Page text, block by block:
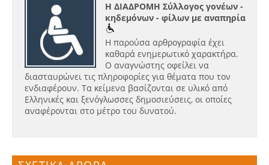
Η ΔΙΑΔΡΟΜΗ Σύλλογος γονέων -
κηδεμόνων - φίλων με αναπηρία
Η παρούσα αρθρογραφία έχει
καθαρά ενημερωτικό χαρακτήρα.
Ο αναγνώστης οφείλει να
διασταυρώνει τις πληροφορίες για θέματα που τον
ενδιαφέρουν. Τα κείμενα βασίζονται σε υλικό από
Ελληνικές και ξενόγλωσσες δημοσιεύσεις, οι οποίες
αναφέρονται στο μέτρο του δυνατού.